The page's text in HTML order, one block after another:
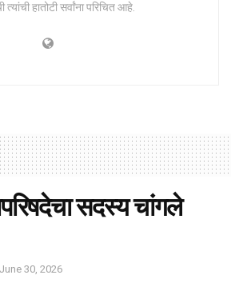
त्यांची हातोटी सर्वांना परिचित आहे.
सदस्य चांगले
June 30, 2026